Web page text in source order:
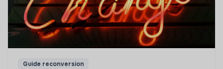
Guide reconversion